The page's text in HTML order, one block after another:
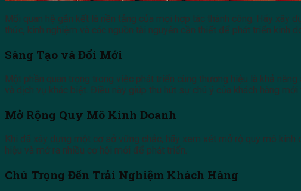
Mối quan hệ gắn kết là nền tảng của mọi hợp tác thành công. Hãy xây
thức, kinh nghiệm và các nguồn tài nguyên cần thiết để phát triển kinh
Sáng Tạo và Đổi Mới
Một phần quan trọng trong việc phát triển cùng thương hiệu là khả
và dịch vụ khác biệt. Điều này giúp thu hút sự chú ý của khách hàng
Mở Rộng Quy Mô Kinh Doanh
Khi đã xây dựng một cơ sở vững chắc, hãy xem xét mở rộ quy mô
hiệu và mở ra nhiều cơ hội mới để phát triển.
Chú Trọng Đến Trải Nghiệm Khách Hàng